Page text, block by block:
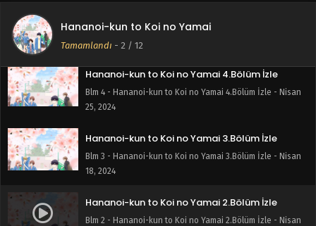
Hananoi-kun to Koi no Yamai
Tamamlandı - 2 / 12
Blm 5 - Hananoi-kun to Koi no Yamai 5.Bölüm İzle - Mayıs
3, 2024
Hananoi-kun to Koi no Yamai 4.Bölüm İzle
Blm 4 - Hananoi-kun to Koi no Yamai 4.Bölüm İzle - Nisan
25, 2024
Hananoi-kun to Koi no Yamai 3.Bölüm İzle
Blm 3 - Hananoi-kun to Koi no Yamai 3.Bölüm İzle - Nisan
18, 2024
Hananoi-kun to Koi no Yamai 2.Bölüm İzle
Blm 2 - Hananoi-kun to Koi no Yamai 2.Bölüm İzle - Nisan